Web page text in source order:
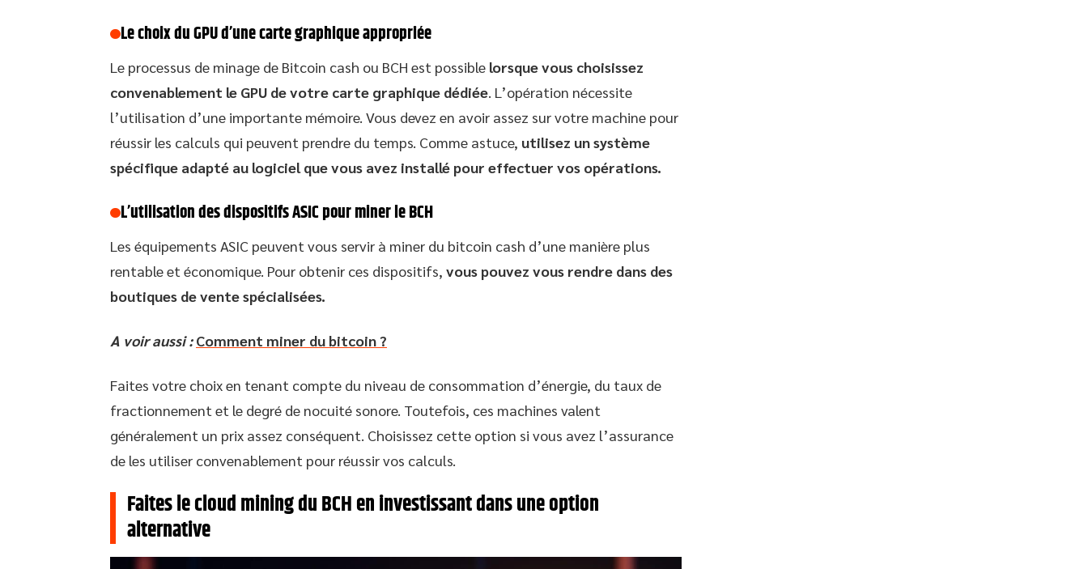
Le choix du GPU d’une carte graphique appropriée
Le processus de minage de Bitcoin cash ou BCH est possible lorsque vous choisissez
convenablement le GPU de votre carte graphique dédiée. L’opération nécessite
l’utilisation d’une importante mémoire. Vous devez en avoir assez sur votre machine pour
réussir les calculs qui peuvent prendre du temps. Comme astuce, utilisez un système
spécifique adapté au logiciel que vous avez installé pour effectuer vos opérations.
L’utilisation des dispositifs ASIC pour miner le BCH
Les équipements ASIC peuvent vous servir à miner du bitcoin cash d’une manière plus
rentable et économique. Pour obtenir ces dispositifs, vous pouvez vous rendre dans des
boutiques de vente spécialisées.
A voir aussi : Comment miner du bitcoin ?
Faites votre choix en tenant compte du niveau de consommation d’énergie, du taux de
fractionnement et le degré de nocuité sonore. Toutefois, ces machines valent
généralement un prix assez conséquent. Choisissez cette option si vous avez l’assurance
de les utiliser convenablement pour réussir vos calculs.
Faites le cloud mining du BCH en investissant dans une option
alternative